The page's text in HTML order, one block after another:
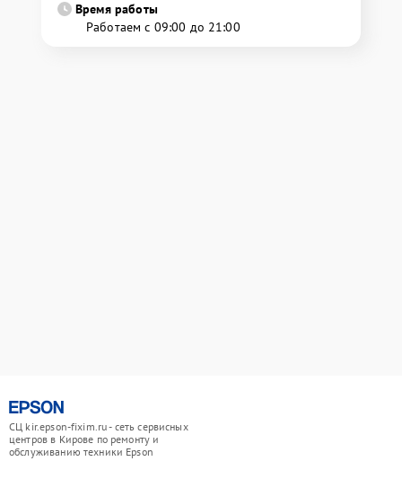
Время работы
Работаем с 09:00 до 21:00
СЦ kir.epson-fixim.ru - сеть сервисных
центров в Кирове по ремонту и
обслуживанию техники Epson